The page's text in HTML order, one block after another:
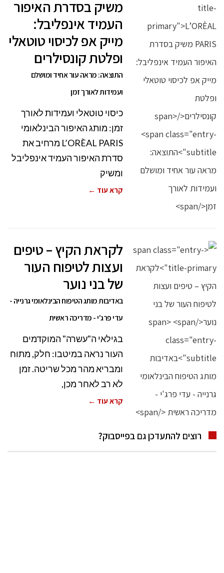
משיק בסדרת האיפור
העמיד אינפליבל:
מייק אפ לכיסוי טוטאלי
ופלטת קונסילרים
התוצאה: מראה עור אחיד ומושלם
ועמידות לאורך זמן
כיסוי טוטאלי ועמידות לאורך
זמן: מותג האיפור הבינלאומי
L’ORÈAL PARIS מרחיב את
סדרת האיפור העמיד אינפליבל
ומשיק
קרא עוד ←
לקראת הקיץ – טיפים
ועצות לטיפוח העור
של בני נוער
באדיבות מותג הטיפוח הבינלאומי גרנייה -
עדי פרג'י - מדריכה ראשית
בגילאי ה"עשרה" המוקדמים
העור נראה במיטבו: חלק, מתוח
ומבריא מהר מכל שריטה. זמן
לא רב לאחר מכן,
קרא עוד ←
רוצים להתעדכן גם בפייסבוק?